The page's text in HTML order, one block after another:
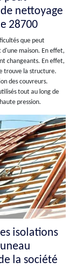
nettoyage
28700
que peut
maison. En effet,
changeants. En effet,
trouve la structure.
des couvreurs.
tout au long de
pression.
isolations
la société